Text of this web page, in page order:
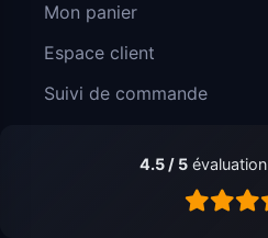
Mon panier
Espace client
Suivi de commande
4.5 / 5